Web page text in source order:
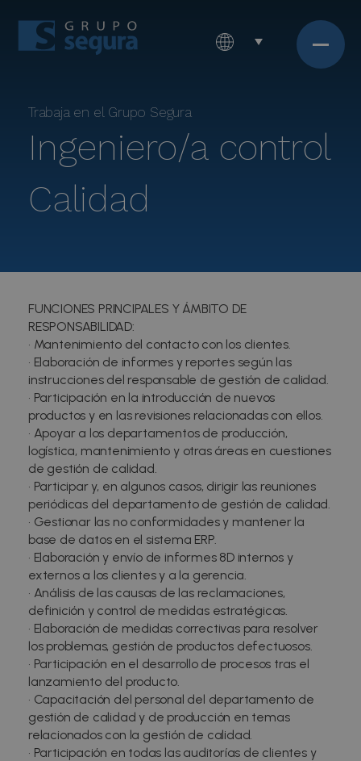
Trabaja en el Grupo Segura
Ingeniero/a control
Calidad
FUNCIONES PRINCIPALES Y ÁMBITO DE
RESPONSABILIDAD:
• Mantenimiento del contacto con los clientes.
• Elaboración de informes y reportes según las
instrucciones del responsable de gestión de calidad.
• Participación en la introducción de nuevos
productos y en las revisiones relacionadas con ellos.
• Apoyar a los departamentos de producción,
logística, mantenimiento y otras áreas en cuestiones
de gestión de calidad.
• Participar y, en algunos casos, dirigir las reuniones
periódicas del departamento de gestión de calidad.
• Gestionar las no conformidades y mantener la
base de datos en el sistema ERP.
• Elaboración y envío de informes 8D internos y
externos a los clientes y a la gerencia.
• Análisis de las causas de las reclamaciones,
definición y control de medidas estratégicas.
• Elaboración de medidas correctivas para resolver
los problemas, gestión de productos defectuosos.
• Participación en el desarrollo de procesos tras el
lanzamiento del producto.
• Capacitación del personal del departamento de
gestión de calidad y de producción en temas
relacionados con la gestión de calidad.
• Participación en todas las auditorías de clientes y